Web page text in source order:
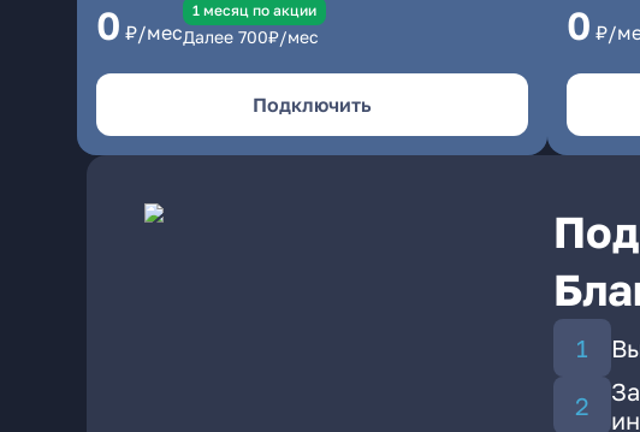
0 ₽/мес
1 месяц по акции
Далее 700₽/мес
Подключить
0 ₽/